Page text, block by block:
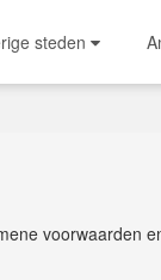
steden
voorwaarden